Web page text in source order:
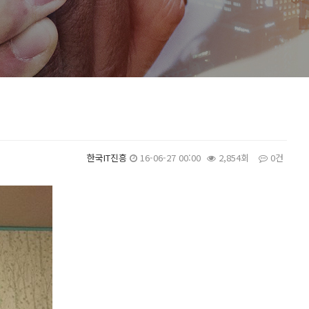
한국IT진흥 16-06-27 00:00 2,854회 0건